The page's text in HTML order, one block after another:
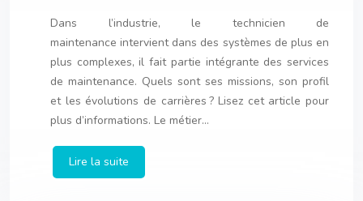
Dans l’industrie, le technicien de
maintenance intervient dans des systèmes de plus en
plus complexes, il fait partie intégrante des services
de maintenance. Quels sont ses missions, son profil
et les évolutions de carrières ? Lisez cet article pour
plus d’informations. Le métier…
Lire la suite